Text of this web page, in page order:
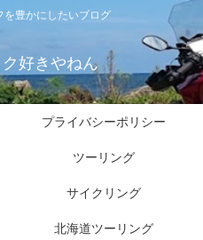
を豊かにしたいブログ
好きやねん
プライバシーポリシー
ツーリング
サイクリング
北海道ツーリング